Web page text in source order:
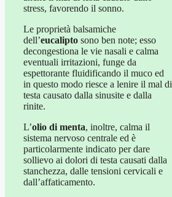
stress, favorendo il sonno.
Le proprietà balsamiche
dell’eucalipto sono ben note; esso
decongestiona le vie nasali e calma
eventuali irritazioni, funge da
espettorante fluidificando il muco ed
in questo modo riesce a lenire il mal di
testa causato dalla sinusite e dalla
rinite.
L’olio di menta, inoltre, calma il
sistema nervoso centrale ed è
particolarmente indicato per dare
sollievo ai dolori di testa causati dalla
stanchezza, dalle tensioni cervicali e
dall’affaticamento.